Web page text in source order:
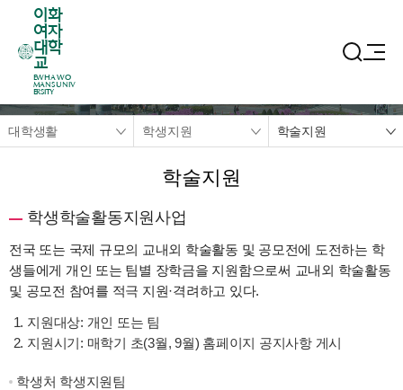
이화
여자
대학
교
EWHA WO
MANS UNIV
ERSITY
대학생활 학생지원 학술지원
학술지원
학생학술활동지원사업
전국 또는 국제 규모의 교내외 학술활동 및 공모전에 도전하는 학
생들에게 개인 또는 팀별 장학금을 지원함으로써 교내외 학술활동
및 공모전 참여를 적극 지원·격려하고 있다.
지원대상: 개인 또는 팀
지원시기: 매학기 초(3월, 9월) 홈페이지 공지사항 게시
학생처 학생지원팀